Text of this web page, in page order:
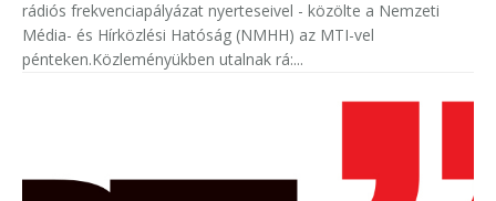
rádiós frekvenciapályázat nyerteseivel - közölte a Nemzeti
Média- és Hírközlési Hatóság (NMHH) az MTI-vel
pénteken.Közleményükben utalnak rá:...